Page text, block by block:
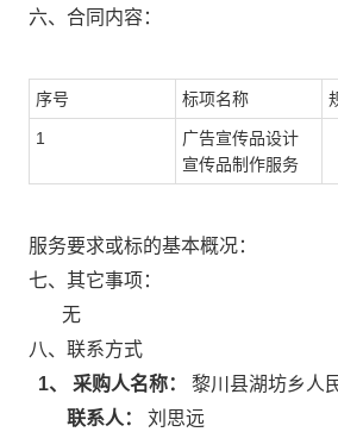
六、合同内容：
序号 标项名称
1
广告宣传品设计
宣传品制作服务
服务要求或标的基本概况：
七、其它事项：
无
八、联系方式
1、 采购人名称：
黎川县湖坊乡人
联系人：
刘思远